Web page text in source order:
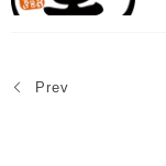
Prev